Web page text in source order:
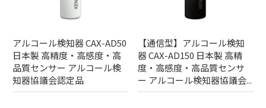
アルコール検知器 CAX-AD50
日本製 高精度・高感度・高
品質センサー アルコール検
知器協議会認定品
【通信型】アルコール検知
器 CAX-AD150 日本製 高精
度・高感度・高品質センサ
ー アルコール検知器協議会...